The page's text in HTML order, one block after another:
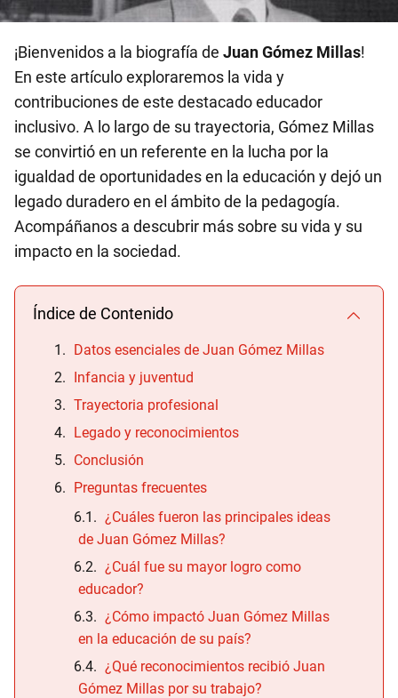
¡Bienvenidos a la biografía de Juan Gómez Millas!
En este artículo exploraremos la vida y
contribuciones de este destacado educador
inclusivo. A lo largo de su trayectoria, Gómez Millas
se convirtió en un referente en la lucha por la
igualdad de oportunidades en la educación y dejó un
legado duradero en el ámbito de la pedagogía.
Acompáñanos a descubrir más sobre su vida y su
impacto en la sociedad.
Índice de Contenido
Datos esenciales de Juan Gómez Millas
Infancia y juventud
Trayectoria profesional
Legado y reconocimientos
Conclusión
Preguntas frecuentes
¿Cuáles fueron las principales ideas
de Juan Gómez Millas?
¿Cuál fue su mayor logro como
educador?
¿Cómo impactó Juan Gómez Millas
en la educación de su país?
¿Qué reconocimientos recibió Juan
Gómez Millas por su trabajo?